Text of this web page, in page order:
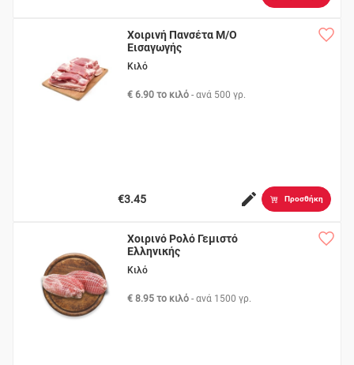
Χοιρινή Πανσέτα Μ/Ο
Εισαγωγής
Κιλό
€ 6.90 το κιλό - ανά 500 γρ.
€3.45 Προσθήκη
Χοιρινό Ρολό Γεμιστό
Ελληνικής
Επεξεργασίας
Κιλό
€ 8.95 το κιλό - ανά 1500 γρ.